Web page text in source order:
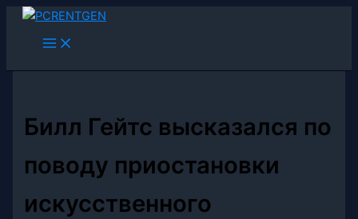
Перейти
Билл Гейтс высказался по
поводу приостановки
искусственного